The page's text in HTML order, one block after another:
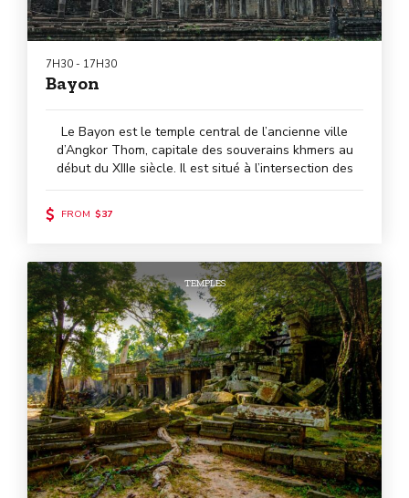
Bayon
7H30 - 17H30
Le Bayon est le temple central de l’ancienne ville
d’Angkor Thom, capitale des souverains khmers au
début du XIIIe siècle. Il est situé à l’intersection des
routes Nord-Sud et Est-Ouest.
FROM $37
TEMPLES